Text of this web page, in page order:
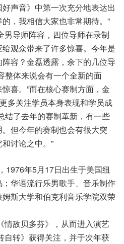
声音》中第一次充分地表达出
，我相信大家也非常期待。”
导师阵容，四位导师在录制
观众带来了许多惊喜。今年是
容？金磊透露，余下的几位导
整体来说会有一个全新的面
喜。”而在核心赛制方面，金
多关注学员本身表现和学员成
结了去年的赛制革新，有一些
但今年的赛制也会有很大突
讨论之中。”
1976年5月17日出生于美国纽
华语流行乐男歌手、音乐制作
斯大学和伯克利音乐学院双荣
情敌贝多芬》，从而进入演艺
自转》获得关注，并于次年获